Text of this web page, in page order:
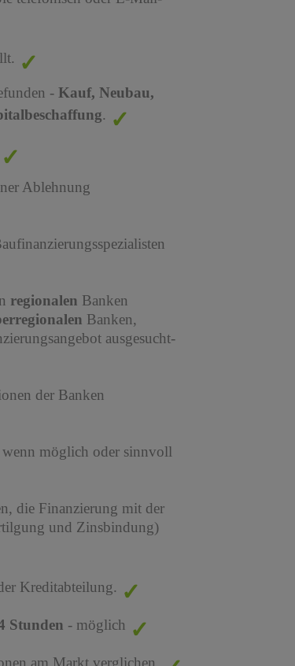
- Kauf, Neubau,
.
Ablehnung
regionalen Banken
Banken,
ausgesucht-
der Banken
wenn möglich oder sinnvoll
die Finanzierung mit der
und Zinsbindung)
Kreditabteilung.
Stunden - möglich
am Markt verglichen